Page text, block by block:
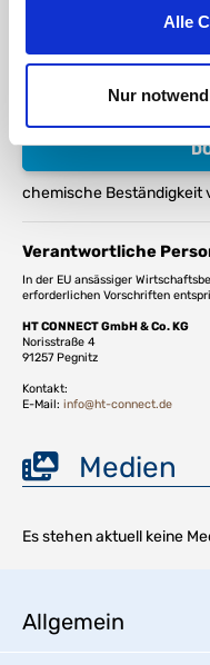
Alle
Nur
RoHS Bestätigung HTC
DVGW Zertifikat
chemische Beständigkeit
Verantwortliche
In der EU ansässiger
erforderlichen Vorschriften
HT CONNECT GmbH & Co. KG
Norisstraße 4
91257 Pegnitz
Kontakt:
E-Mail: info@ht-connect.de
Medien
Es stehen aktuell keine
Allgemein